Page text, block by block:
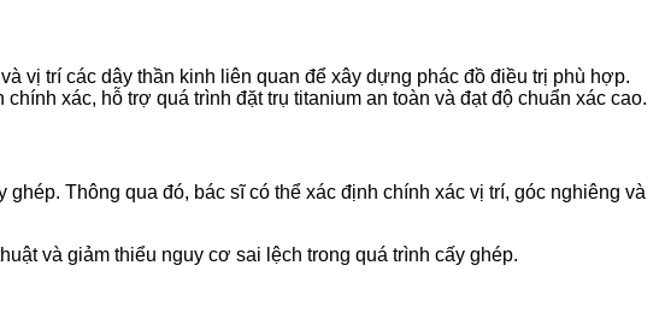
vị trí các dây thần kinh liên quan để xây dựng phác đồ điều trị phù hợp.
xác, hỗ trợ quá trình đặt trụ titanium an toàn và đạt độ chuẩn xác cao.
Thông qua đó, bác sĩ có thể xác định chính xác vị trí, góc nghiêng và
và giảm thiểu nguy cơ sai lệch trong quá trình cấy ghép.